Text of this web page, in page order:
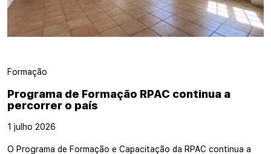
Formação
Programa de Formação RPAC continua a
percorrer o país
1 julho 2026
O Programa de Formação e Capacitação da RPAC continua a